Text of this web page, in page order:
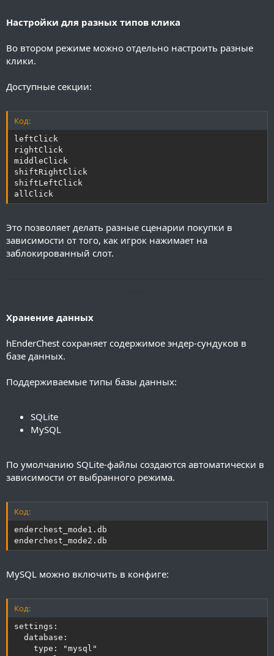
Настройки для разных типов клика
Во втором режиме можно отдельно настроить разные
клики.
Доступные секции:
Код:
leftClick
rightClick
middleClick
shiftRightClick
shiftLeftClick
allClick
Это позволяет делать разные сценарии покупки в
зависимости от того, как игрок нажимает на
заблокированный слот.
Хранение данных
hEnderChest сохраняет содержимое эндер-сундуков в
базе данных.
Поддерживаемые типы базы данных:
SQLite
MySQL
По умолчанию SQLite-файлы создаются автоматически в
зависимости от выбранного режима.
Код:
enderchest_mode1.db
enderchest_mode2.db
MySQL можно включить в конфиге:
Код:
settings:
  database:
    type: "mysql"